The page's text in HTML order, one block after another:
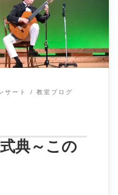
サート 教室ブログ
典～この